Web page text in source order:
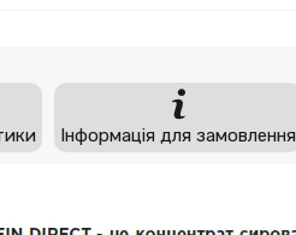
Інформація для замовлення